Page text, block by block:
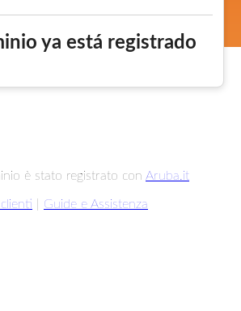
ya está registrado
è stato registrato con Aruba.it
Guide e Assistenza